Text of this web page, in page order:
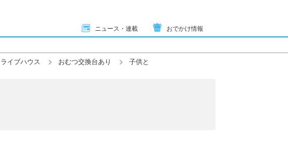
ニュース・連載 おでかけ情報
ライブハウス おむつ交換台あり 子供と